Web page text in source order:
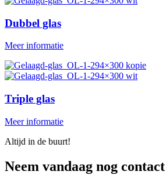
Dubbel glas
Meer informatie
Triple glas
Meer informatie
Altijd in de buurt!
Neem vandaag nog